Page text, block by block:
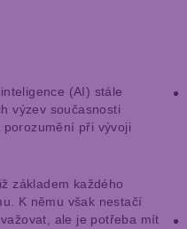
(AI) stále
výzev současnosti
při vývoji
základem každého
K němu však nestačí
ale je potřeba mít